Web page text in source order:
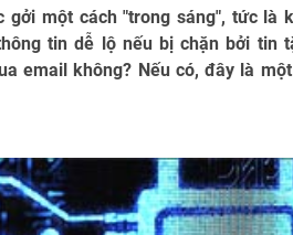
gởi một cách "trong sáng", tức là
tin dễ lộ nếu bị chặn bởi tin
email không? Nếu có, đây là